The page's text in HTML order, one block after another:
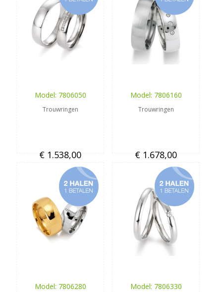
Model: 7806050
Trouwringen
€ 1.538,00
Model: 7806160
Trouwringen
€ 1.678,00
Model: 7806280 Model: 7806330